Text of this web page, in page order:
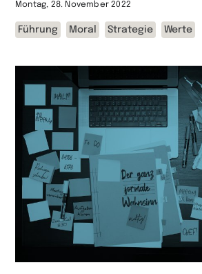
Montag, 28. November 2022
Führung Moral Strategie Werte